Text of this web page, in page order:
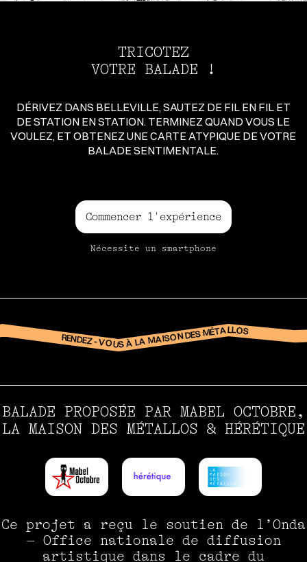
TRICOTEZ
VOTRE BALADE !
DÉRIVEZ DANS BELLEVILLE, SAUTEZ DE FIL EN FIL ET
DE STATION EN STATION. TERMINEZ QUAND VOUS LE
VOULEZ, ET OBTENEZ UNE CARTE ATYPIQUE DE VOTRE
BALADE SENTIMENTALE.
Commencer l'expérience
Nécessite un smartphone
RENDEZ-VOUS À LA MAISON DES MÉTALLOS
BALADE PROPOSÉE PAR MABEL OCTOBRE,
LA MAISON DES MÉTALLOS & HÉRÉTIQUE
Ce projet a reçu le soutien de l’Onda
– Office nationale de diffusion
artistique dans le cadre du